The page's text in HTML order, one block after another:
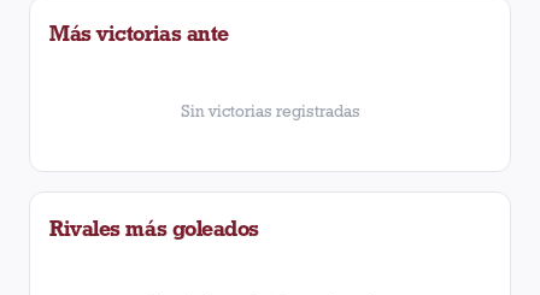
Más victorias ante
Sin victorias registradas
Rivales más goleados